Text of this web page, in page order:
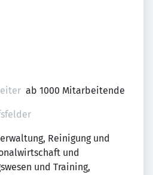
ab 1000 Mitarbeitende
Reinigung und
und
und Training,